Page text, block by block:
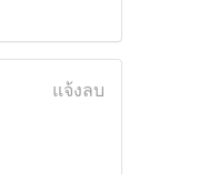
แจ้งลบ